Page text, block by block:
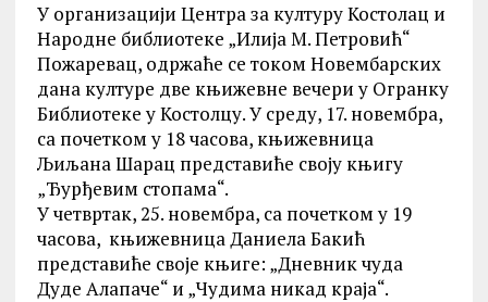
У организацији Центра за културу Костолац и
Народне библиотеке „Илија М. Петровић“
Пожаревац, одржаће се током Новембарских
дана културе две књижевне вечери у Огранку
Библиотеке у Костолцу. У среду, 17. новембра,
са почетком у 18 часова, књижевница
Љиљана Шарац представиће своју књигу
„Ђурђевим стопама“.
У четвртак, 25. новембра, са почетком у 19
часова, књижевница Даниела Бакић
представиће своје књиге: „Дневник чуда
Дуде Алапаче“ и „Чудима никад краја“.